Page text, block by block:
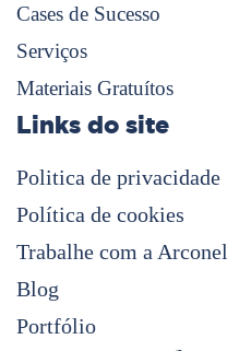
Cases de Sucesso
Serviços
Materiais Gratuítos
Links do site
Politica de privacidade
Política de cookies
Trabalhe com a Arconel
Blog
Portfólio